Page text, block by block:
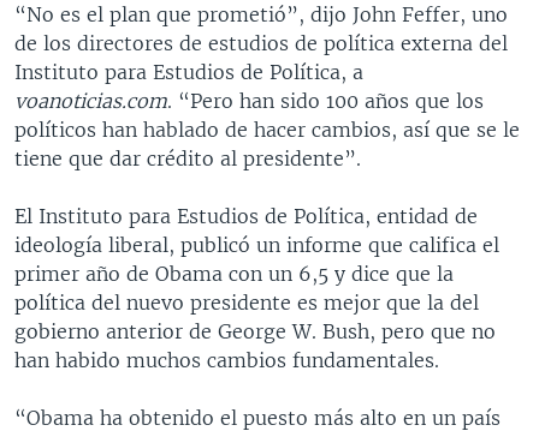
“No es el plan que prometió”, dijo John Feffer, uno
de los directores de estudios de política externa del
Instituto para Estudios de Política, a
voanoticias.com. “Pero han sido 100 años que los
políticos han hablado de hacer cambios, así que se le
tiene que dar crédito al presidente”.
El Instituto para Estudios de Política, entidad de
ideología liberal, publicó un informe que califica el
primer año de Obama con un 6,5 y dice que la
política del nuevo presidente es mejor que la del
gobierno anterior de George W. Bush, pero que no
han habido muchos cambios fundamentales.
“Obama ha obtenido el puesto más alto en un país